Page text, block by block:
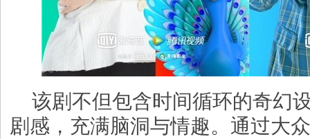
该剧不但包含时间循环的奇幻
剧感，充满脑洞与情趣。通过大